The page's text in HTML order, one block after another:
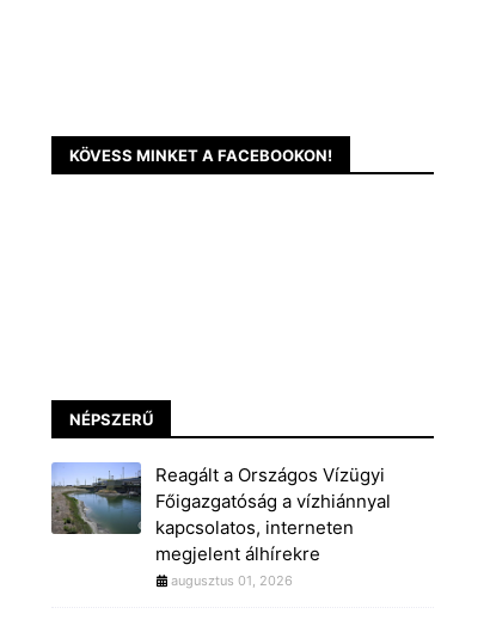
KÖVESS MINKET A FACEBOOKON!
NÉPSZERŰ
Reagált a Országos Vízügyi
Főigazgatóság a vízhiánnyal
kapcsolatos, interneten
megjelent álhírekre
augusztus 01, 2026